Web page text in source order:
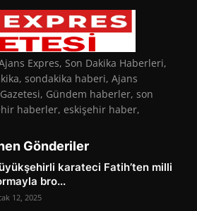
Expres, Son Dakika Haberleri,
sondakika haberi, Ajans
Gündem haberler, son
haberler, eskişehir haber,
Gönderiler
karateci Fatih’ten milli
bro...
12, 2025